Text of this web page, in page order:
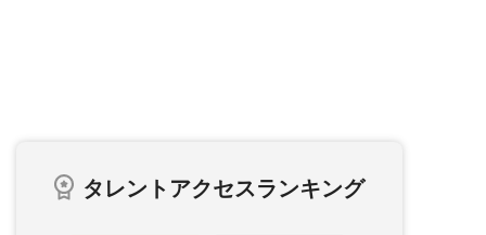
タレントアクセスランキング